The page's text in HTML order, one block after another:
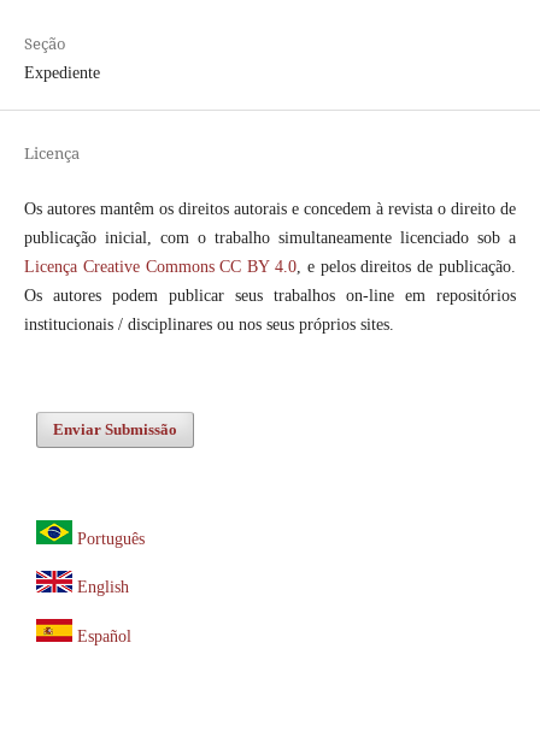
Seção
Expediente
Licença
Os autores mantêm os direitos autorais e concedem à revista o direito de
publicação inicial, com o trabalho simultaneamente licenciado sob a
Licença Creative Commons CC BY 4.0 , e pelos direitos de publicação.
Os autores podem publicar seus trabalhos on-line em repositórios
institucionais / disciplinares ou nos seus próprios sites.
Enviar Submissão
Português
English
Español